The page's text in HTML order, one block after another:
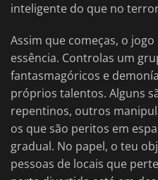
inteligente do que no
Assim que começas, o
essência. Controlas um
fantasmagóricos e
próprios talentos. Alguns
repentinos, outros
os que são peritos em
gradual. No papel, o teu
pessoas de locais que